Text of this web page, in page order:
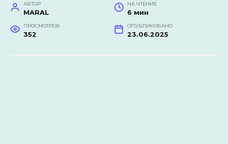
АВТОР
MARAL
НА ЧТЕНИЕ
6 мин
ПРОСМОТРОВ
352
ОПУБЛИКОВАНО
23.06.2025